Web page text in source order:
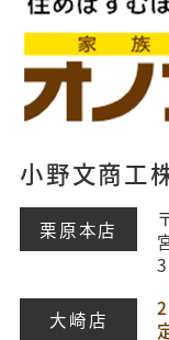
小野文商工
栗原本店
3
大崎店